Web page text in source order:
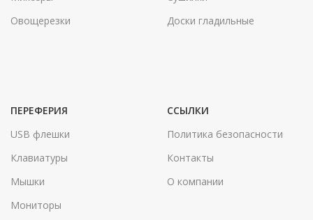
Овощерезки
Доски гладильные
ПЕРЕФЕРИЯ
USB флешки
Клавиатуры
Мышки
Мониторы
ССЫЛКИ
Политика безопасности
Контакты
О компании